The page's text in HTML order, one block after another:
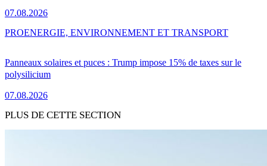
07.08.2026
Panneaux solaires et puces : Trump impose 15% de taxes sur le
polysilicium
07.08.2026
PROENERGIE, ENVIRONNEMENT ET TRANSPORT
PLUS DE CETTE SECTION